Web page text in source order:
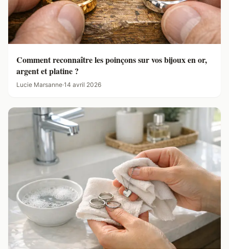
Comment reconnaître les poinçons sur vos bijoux en or,
argent et platine ?
Lucie Marsanne·14 avril 2026